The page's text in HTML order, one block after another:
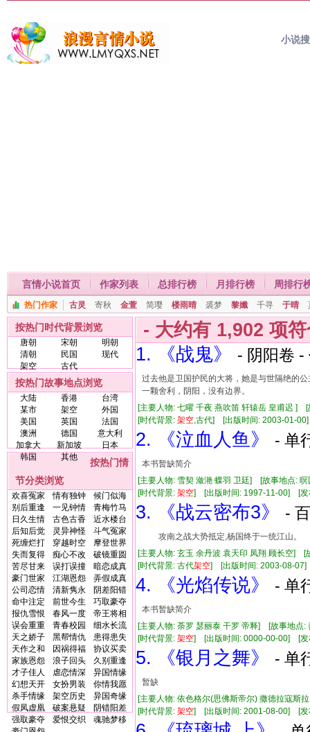
小说
言情小说首页 作家列表 总排行榜 月排行榜 周排行
热门作家 古灵 寄秋 金萱 简璎 楼雨晴 裘梦 黎孅 千寻 于晴
按热门时代背景浏览
唐朝 宋朝
明朝
清朝
民国
现代
架空
古代
按热门故事地点浏览
大陆 香港
台湾
某市
架空
外国
美国
英国
法国
澳洲
德国
意大利
加拿大
新加坡
日本
韩国
其他
按热门情
节分类浏览
欢喜冤家 情有独钟
候门似海
别后重逢
一见钟情
青梅竹马
日久生情
古色古香
近水楼台
后知后觉
灵异神怪
斗气冤家
死缠烂打
穿越时空
摩登世界
失而复得
痴心不改
破镜重圆
苦尽甘来
误打误撞
暗恋成真
豪门世家
江湖恩怨
弄假成真
公司恋情
清新隽永
阴差阳错
命中注定
前世今生
巧取豪夺
报仇雪恨
春风一度
帝王将相
误会重重
青春校园
细水长流
天之娇子
黑帮情仇
患得患失
天作之和
因祸得福
协议买卖
家族恩怨
浪子回头
久别重逢
才子佳人
虐恋情深
异国情缘
幻想天开
女扮男装
你情我愿
杀手情缘
架空历史
异国奇缘
假凤虚凰
破案悬疑
阴错阳差
强取豪夺
爱恨交织
魂驰梦移
- 大约有 1,902 项
1. 《战鬼》
- 阴阳卷
过去他是卫国护民的大将，她是与世隔绝的
一颗舍利，阴阳，没有边界。
[主要人物: 七曜 千夜 燕吹笛 轩辕岳 皇甫迟
[时代背景: 架空,古代] [出版时间: 2003-01-
2. 《泣血人鱼》 - 单
本书暂缺简介
[主要人物: 雪契 潋滟 蝶羽 卫廷] [故事地点:
[时代背景: 架空] [出版时间: 1997-11-00] [
3. 《战云密布3》 -
攻南之战大势抵定,杨国终于一统江山。
[主要人物: 玄玉 余丹波 袁天印 凤翔 顾长空
[时代背景: 古代架空] [出版时间: 2003-08-
4. 《光焰传说》 - 单
本书暂缺简介
[主要人物: 荼罗 瑟丽泰 干罗 帝释] [故事地
[时代背景: 架空] [出版时间: 0000-00-00] [
5. 《银月之舞》 - 单
暂缺
[主要人物: 依色格尔(思佛斯帝尔) 撒德拉寇
[时代背景: 架空] [出版时间: 2001-08-00] [